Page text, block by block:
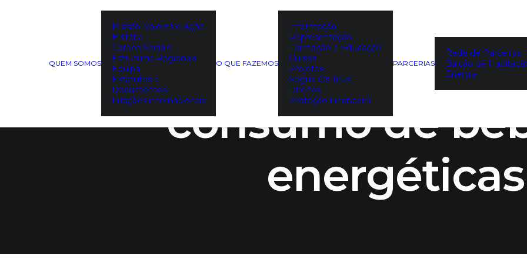
QUEM SOMOS
Missão, Valores e Ação
História
Corpos Sociais
Estruturas Regionais
Equipa
Estatutos e
Documentos
Filiações internacionais
O QUE FAZEMOS
Informação
Representação
Formação e Educação
Cursos
Projetos
Segue Os Teus
Direitos
Proteção Financeira
PARCERIAS
Rede de Parceiros
Balcão de
Energia
DECO alerta para
consumo de
energéticas